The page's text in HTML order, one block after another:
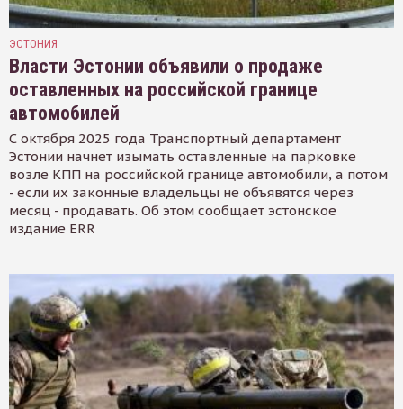
ЭСТОНИЯ
Власти Эстонии объявили о продаже
оставленных на российской границе
автомобилей
С октября 2025 года Транспортный департамент
Эстонии начнет изымать оставленные на парковке
возле КПП на российской границе автомобили, а потом
- если их законные владельцы не объявятся через
месяц - продавать. Об этом сообщает эстонское
издание ERR